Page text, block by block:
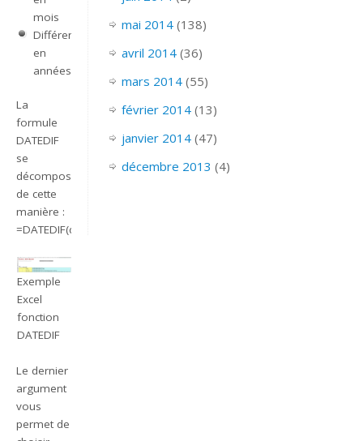
mois
Différence
en
années
La
formule
DATEDIF
se
décompose
de cette
manière :
=DATEDIF(date_début;date_fin;unité)
Exemple
Excel
fonction
DATEDIF
Le dernier
argument
vous
permet de
mai 2014(138)
avril 2014(36)
mars 2014(55)
février 2014(13)
janvier 2014(47)
décembre 2013 (4)